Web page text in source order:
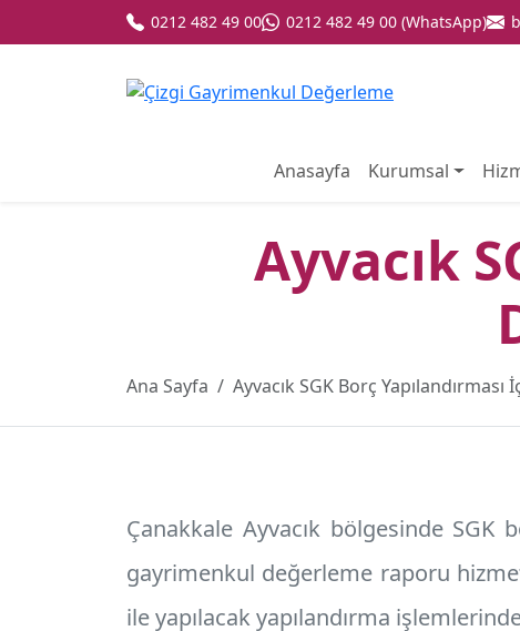
0212 482 49 00 0212 482 49 00 (WhatsApp)
Anasayfa Kurumsal
Ayvacık
Ana Sayfa Ayvacık SGK Borç
Çanakkale Ayvacıkbölgesinde SGK
gayrimenkul değerleme raporu
ile yapılacak yapılandırma